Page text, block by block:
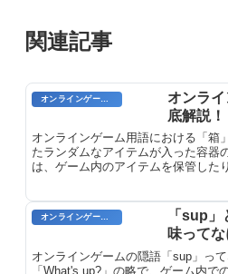
関連記事
オンラ
底解説！
オンラインゲーム用語における「箱
たランダムなアイテムが入った容器
は、ゲーム内のアイテムを保管した
ンダムな報酬を含む仮想的な容器と
オンラインゲーム用語
「sup
味ってな
オンラインゲームの隠語「sup」っ
「What's up?」の略で、ゲーム内で